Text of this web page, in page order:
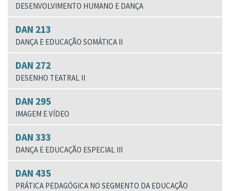
DESENVOLVIMENTO HUMANO E DANÇA
DAN 213
DANÇA E EDUCAÇÃO SOMÁTICA II
DAN 272
DESENHO TEATRAL II
DAN 295
IMAGEM E VÍDEO
DAN 333
DANÇA E EDUCAÇÃO ESPECIAL III
DAN 435
PRÁTICA PEDAGÓGICA NO SEGMENTO DA EDUCAÇÃO